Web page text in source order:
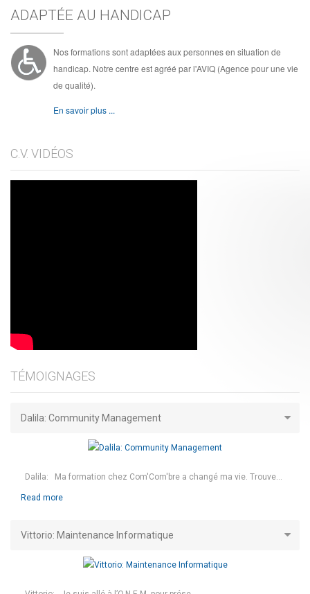
ADAPTÉE AU HANDICAP
Nos formations sont adaptées aux personnes en situation de
handicap. Notre centre est agréé par l'AVIQ (Agence pour une vie
de qualité).
En savoir plus ...
C.V. VIDÉOS
TÉMOIGNAGES
Dalila: Community Management
Dalila: Ma formation chez Com'Com'bre a changé ma vie. Trouve...
Read more
Vittorio: Maintenance Informatique